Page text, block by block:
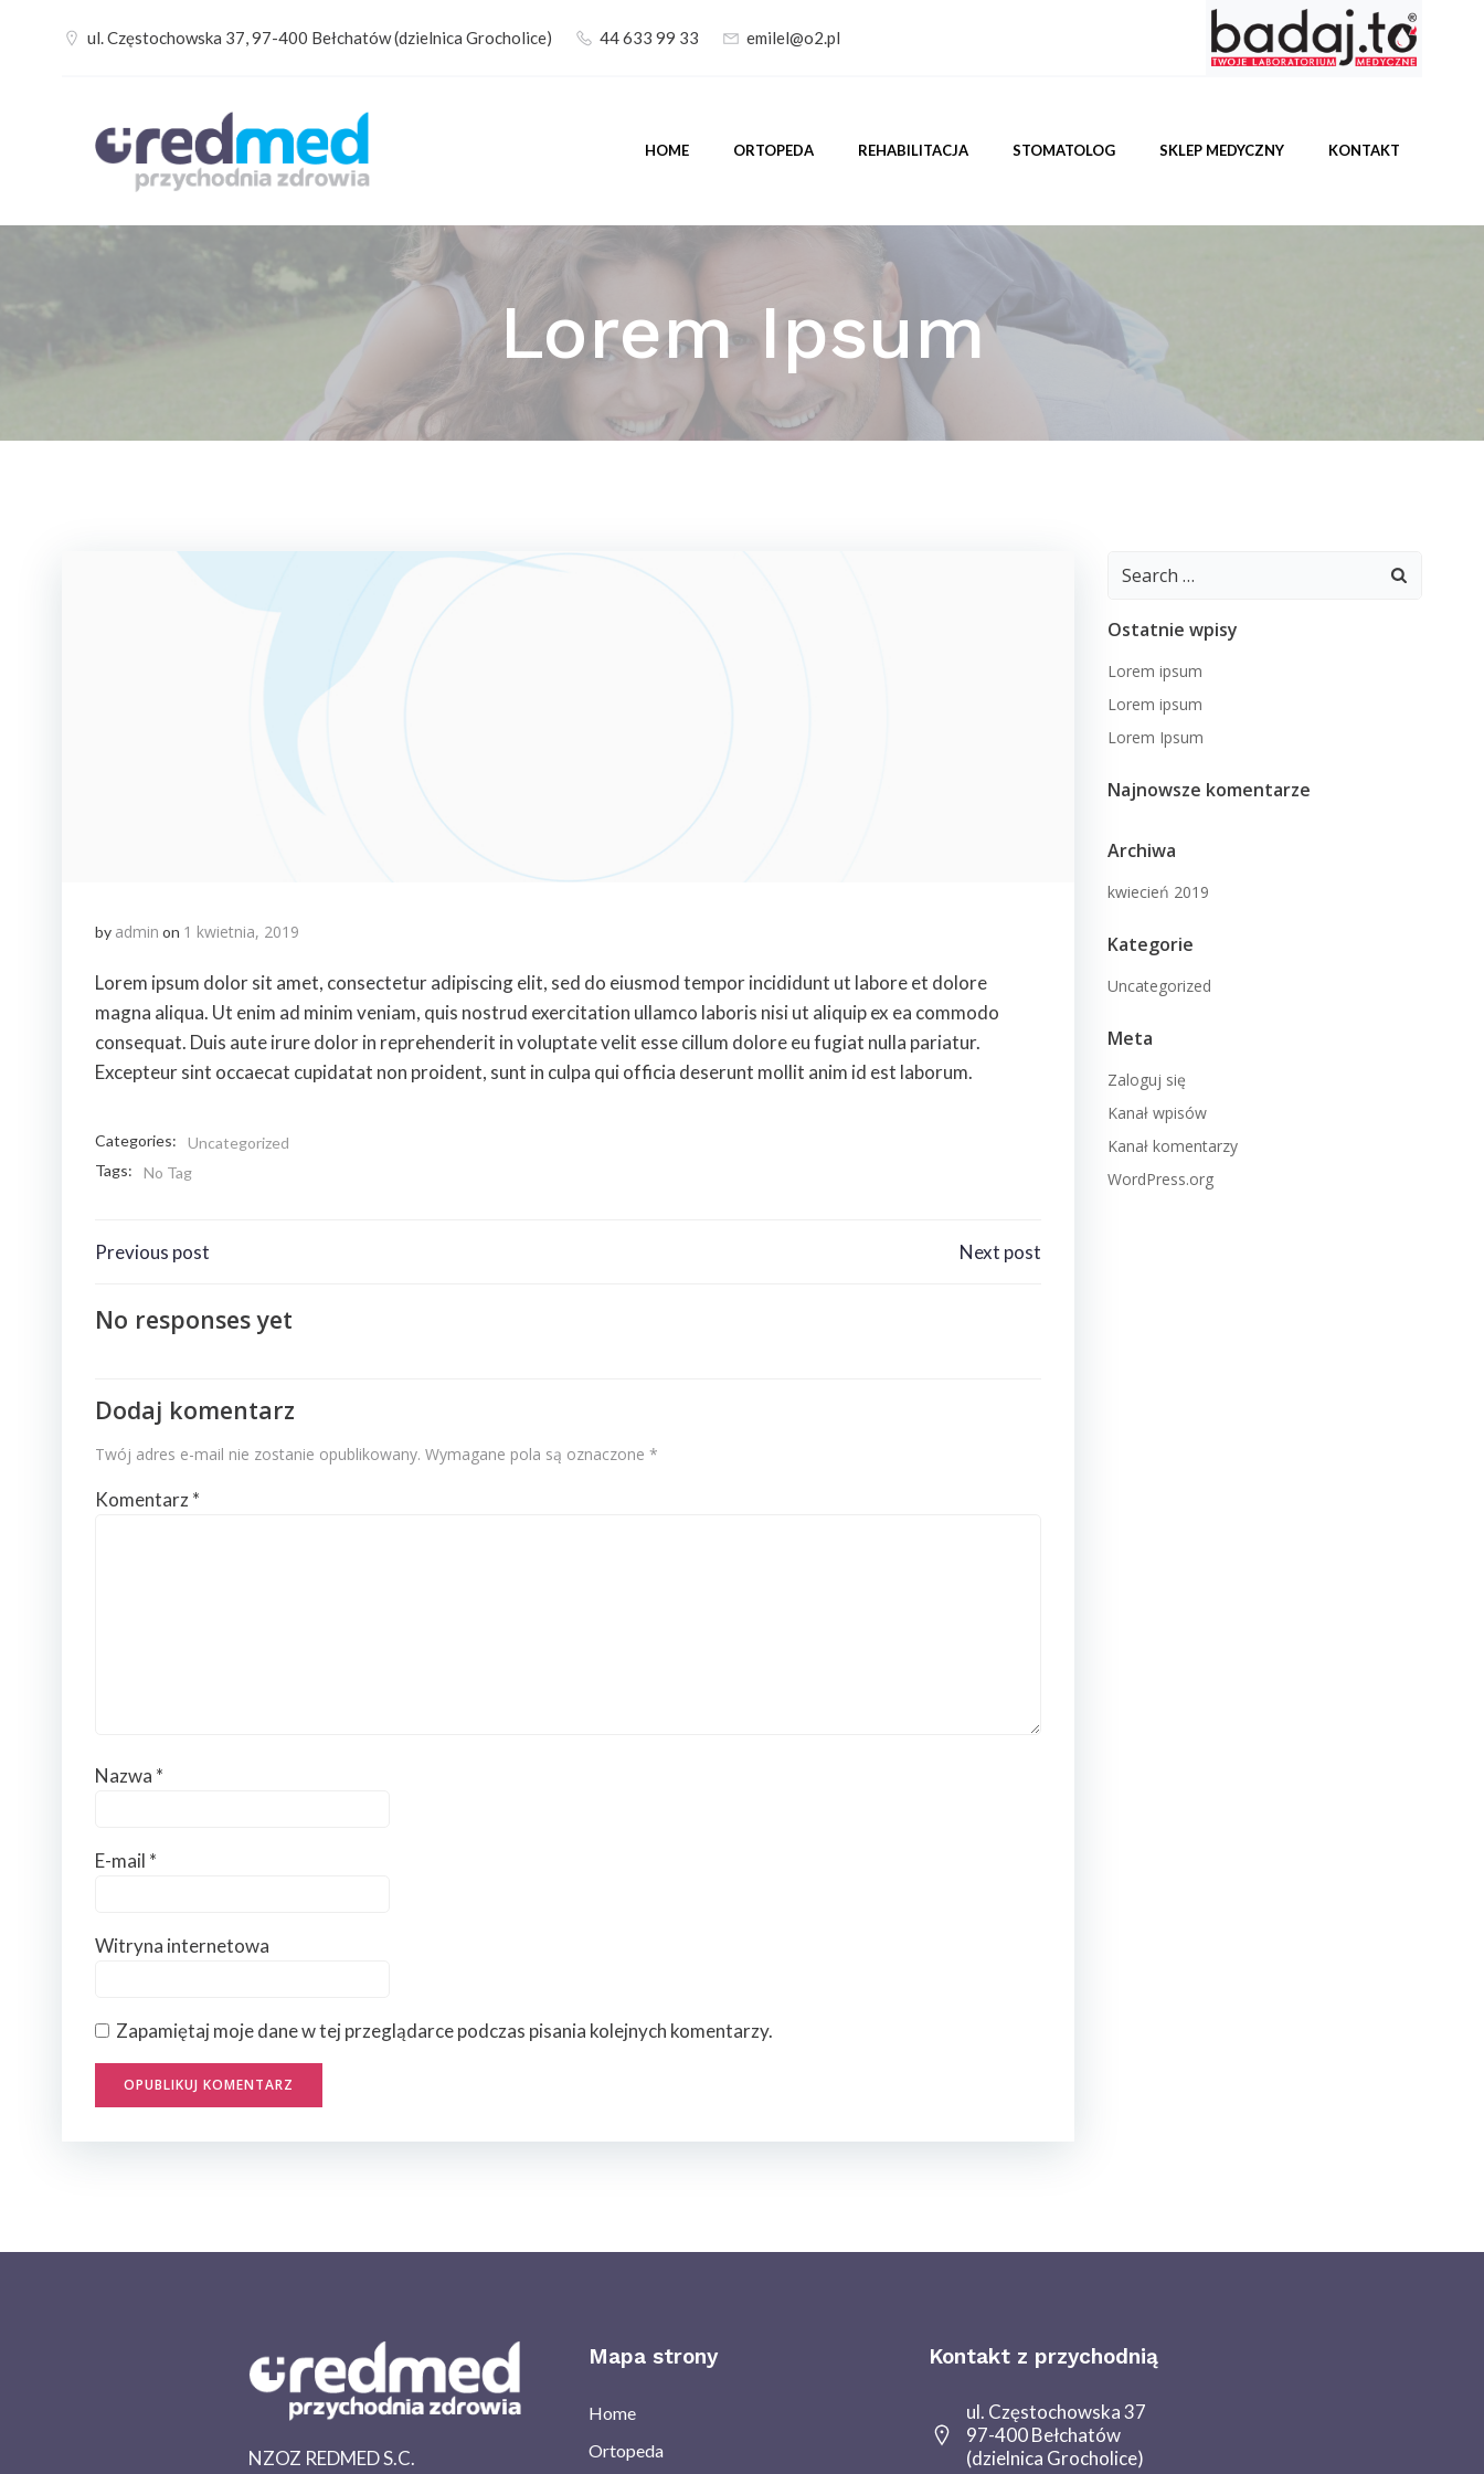
ul. Częstochowska 37, 97-400 Bełchatów (dzielnica Grocholice) 44 633 99 33 emilel@o2.pl
HOME ORTOPEDA REHABILITACJA STOMATOLOG SKLEP MEDYCZNY KONTAKT
Lorem Ipsum
by admin on 1 kwietnia, 2019
Lorem ipsum dolor sit amet, consectetur adipiscing elit, sed do eiusmod tempor incididunt ut labore et dolore
magna aliqua. Ut enim ad minim veniam, quis nostrud exercitation ullamco laboris nisi ut aliquip ex ea commodo
consequat. Duis aute irure dolor in reprehenderit in voluptate velit esse cillum dolore eu fugiat nulla pariatur.
Excepteur sint occaecat cupidatat non proident, sunt in culpa qui officia deserunt mollit anim id est laborum.
Categories:
Uncategorized
Tags:
No Tag
Nawigacja
wpisu
Previous post Next post
No responses yet
Dodaj komentarz
Twój adres e-mail nie zostanie opublikowany. Wymagane pola są oznaczone *
Komentarz*
Nazwa *
E-mail *
Witryna internetowa
Zapamiętaj moje dane w tej przeglądarce podczas pisania kolejnych komentarzy.
Search
Ostatnie wpisy
Lorem ipsum
Lorem ipsum
Lorem Ipsum
Najnowsze komentarze
Archiwa
kwiecień 2019
Kategorie
Uncategorized
Meta
Zaloguj się
Kanał wpisów
Kanał komentarzy
WordPress.org
NZOZ REDMED S.C.
Mapa strony
Home
Ortopeda
Kontakt z przychodnią
ul. Częstochowska 37
97-400 Bełchatów
(dzielnica Grocholice)